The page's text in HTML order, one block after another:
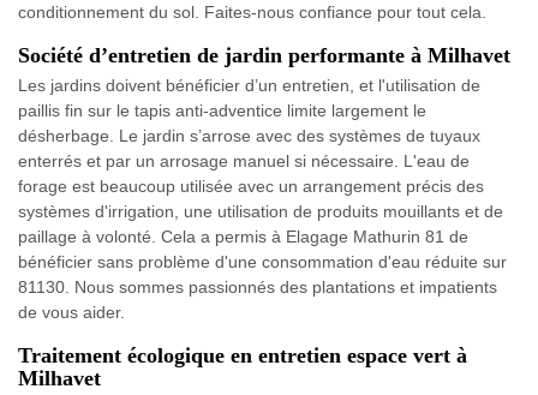
conditionnement du sol. Faites-nous confiance pour tout cela.
Société d’entretien de jardin performante à Milhavet
Les jardins doivent bénéficier d’un entretien, et l'utilisation de
paillis fin sur le tapis anti-adventice limite largement le
désherbage. Le jardin s’arrose avec des systèmes de tuyaux
enterrés et par un arrosage manuel si nécessaire. L'eau de
forage est beaucoup utilisée avec un arrangement précis des
systèmes d'irrigation, une utilisation de produits mouillants et de
paillage à volonté. Cela a permis à Elagage Mathurin 81 de
bénéficier sans problème d'une consommation d'eau réduite sur
81130. Nous sommes passionnés des plantations et impatients
de vous aider.
Traitement écologique en entretien espace vert à
Milhavet